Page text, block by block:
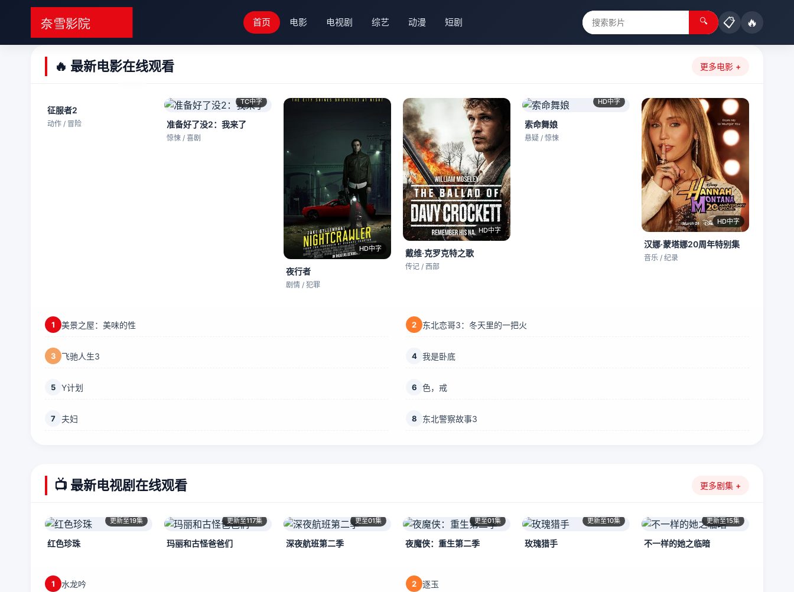
首页 电影 电视剧 综艺 动漫 短剧 🔍 📋 🔥
🔥 最新电影在线观看 更多电影 +
征服者2
动作 / 冒险
TC中字
准备好了没2：我来了
惊悚 / 喜剧
HD中字
夜行者
剧情 / 犯罪
HD中字
戴维·克罗克特之歌
传记 / 西部
HD中字
索命舞娘
悬疑 / 惊悚
HD中字
汉娜·蒙塔娜20周年特别集
音乐 / 纪录
1 美景之屋：美味的性 2 东北恋哥3：冬天里的一把火
3 飞驰人生3 4 我是卧底
5 Y计划 6 色，戒
7 夫妇 8 东北警察故事3
📺 最新电视剧在线观看 更多剧集 +
更新至19集
红色珍珠
更新至117集
玛丽和古怪爸爸们
更至01集
深夜航班第二季
更至01集
夜魔侠：重生第二季
更新至10集
玫瑰猎手
更新至15集
不一样的她之临暗
1 水龙吟 2 逐玉